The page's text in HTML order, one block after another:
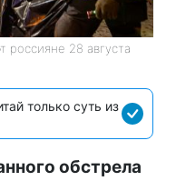
россияне 28 августа
только суть из
обстрела